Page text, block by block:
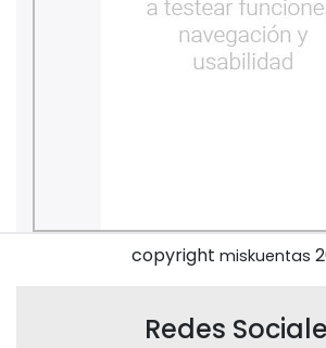
copyright miskuentas
Redes